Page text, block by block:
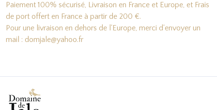
Paiement 100% sécurisé, Livraison en France et Europe, et Frais
de port offert en France à partir de 200 €.
Pour une livraison en dehors de l'Europe, merci d'envoyer un
mail : domjale@yahoo.fr